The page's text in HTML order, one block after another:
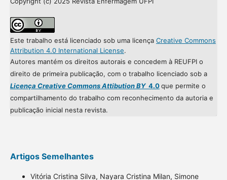
Este trabalho está licenciado sob uma licença Creative Commons
Attribution 4.0 International License.
Autores mantém os direitos autorais e concedem à REUFPI o
direito de primeira publicação, com o trabalho licenciado sob a
Licença Creative Commons Attibution BY4.0que permite o
compartilhamento do trabalho com reconhecimento da autoria e
publicação inicial nesta revista.
Artigos Semelhantes
Vitória Cristina Silva, Nayara Cristina Milan, Simone